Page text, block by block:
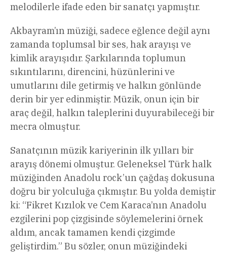
melodilerle ifade eden bir sanatçı yapmıştır.
Akbayram’ın müziği, sadece eğlence değil aynı
zamanda toplumsal bir ses, hak arayışı ve
kimlik arayışıdır. Şarkılarında toplumun
sıkıntılarını, direncini, hüzünlerini ve
umutlarını dile getirmiş ve halkın gönlünde
derin bir yer edinmiştir. Müzik, onun için bir
araç değil, halkın taleplerini duyurabileceği bir
mecra olmuştur.
Sanatçının müzik kariyerinin ilk yılları bir
arayış dönemi olmuştur. Geleneksel Türk halk
müziğinden Anadolu rock’un çağdaş dokusuna
doğru bir yolculuğa çıkmıştır. Bu yolda demiştir
ki: “Fikret Kızılok ve Cem Karaca’nın Anadolu
ezgilerini pop çizgisinde söylemelerini örnek
aldım, ancak tamamen kendi çizgimde
geliştirdim.” Bu sözler, onun müziğindeki